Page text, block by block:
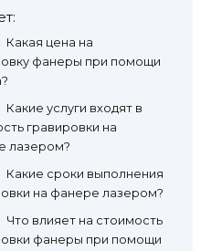
Какая цена на
фанеры при помощи
Какие услуги входят в
гравировки на
лазером?
Какие сроки выполнения
на фанере лазером?
Что влияет на стоимость
фанеры при помощи